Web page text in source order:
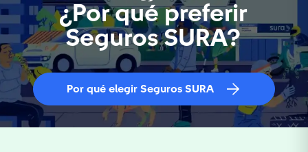
¿Por qué preferir
Seguros SURA?
Por qué elegir Seguros SURA